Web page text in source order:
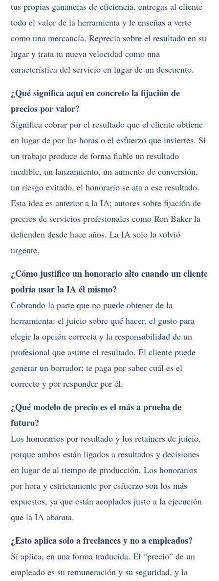
tus propias ganancias de eficiencia, entregas al cliente
todo el valor de la herramienta y le enseñas a verte
como una mercancía. Reprecia sobre el resultado en su
lugar y trata tu nueva velocidad como una
característica del servicio en lugar de un descuento.
¿Qué significa aquí en concreto la fijación de
precios por valor?
Significa cobrar por el resultado que el cliente obtiene
en lugar de por las horas o el esfuerzo que inviertes. Si
un trabajo produce de forma fiable un resultado
medible, un lanzamiento, un aumento de conversión,
un riesgo evitado, el honorario se ata a ese resultado.
Esta idea es anterior a la IA; autores sobre fijación de
precios de servicios profesionales como Ron Baker la
defienden desde hace años. La IA solo la volvió
urgente.
¿Cómo justifico un honorario alto cuando un cliente
podría usar la IA él mismo?
Cobrando la parte que no puede obtener de la
herramienta: el juicio sobre qué hacer, el gusto para
elegir la opción correcta y la responsabilidad de un
profesional que asume el resultado. El cliente puede
generar un borrador; te paga por saber cuál es el
correcto y por responder por él.
¿Qué modelo de precio es el más a prueba de
futuro?
Los honorarios por resultado y los retainers de juicio,
porque ambos están ligados a resultados y decisiones
en lugar de al tiempo de producción. Los honorarios
por hora y estrictamente por esfuerzo son los más
expuestos, ya que están acoplados justo a la ejecución
que la IA abarata.
¿Esto aplica solo a freelances y no a empleados?
Sí aplica, en una forma traducida. El “precio” de un
empleado es su remuneración y su seguridad, y la